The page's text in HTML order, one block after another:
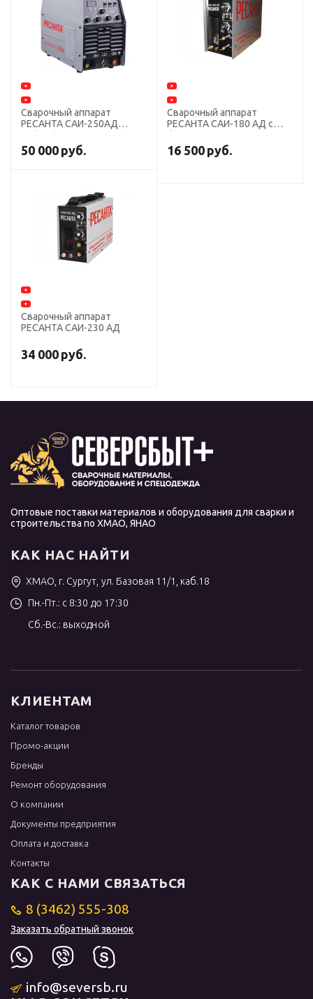
Сварочный аппарат
РЕСАНТА САИ-250АД
50 000 руб.
Сварочный аппарат
РЕСАНТА САИ-180 АД с
сварки
16 500 руб.
Сварочный аппарат
РЕСАНТА САИ-230 АД
34 000 руб.
Оптовые поставки материалов и оборудования для сварки и
строительства по ХМАО, ЯНАО
КАК НАС НАЙТИ
ХМАО, г. Сургут, ул. Базовая 11/1, каб.18
Пн.-Пт.: с 8:30 до 17:30
Сб.-Вс.: выходной
КЛИЕНТАМ
Каталог товаров
Промо-акции
Бренды
Ремонт оборудования
О компании
Документы предприятия
Оплата и доставка
Контакты
КАК С НАМИ СВЯЗАТЬСЯ
8 (3462) 555-308
Заказать обратный звонок
info@seversb.ru